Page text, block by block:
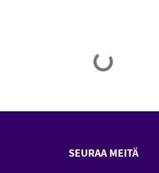
Loading...
SEURAA MEITÄ